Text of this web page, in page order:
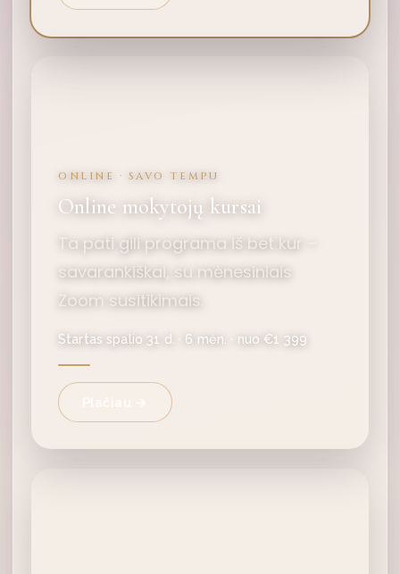
ONLINE · SAVO TEMPU
Online mokytojų kursai
Ta pati gili programa iš bet kur –
savarankiškai, su mėnesiniais
Zoom susitikimais.
Startas spalio 31 d. · 6 mėn. · nuo €1 399